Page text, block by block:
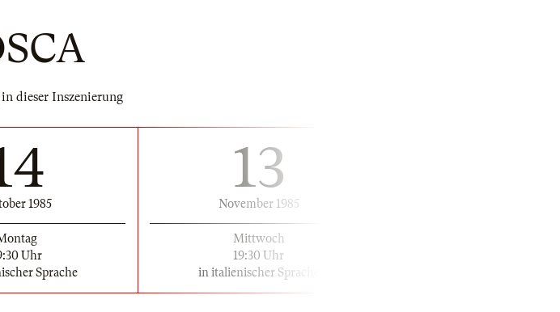
dieser Inszenierung
1985
Uhr
Sprache
13
November 1985
Mittwoch
19:30 Uhr
in italienischer Sprache